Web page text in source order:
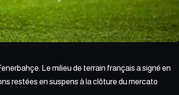
Le milieu de terrain français a signé en
restées en suspens à la clôture du mercato